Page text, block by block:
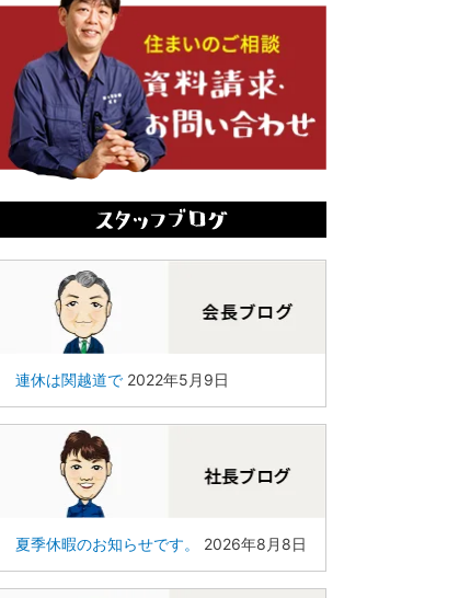
連休は関越道で 2022年5月9日
夏季休暇のお知らせです。 2026年8月8日